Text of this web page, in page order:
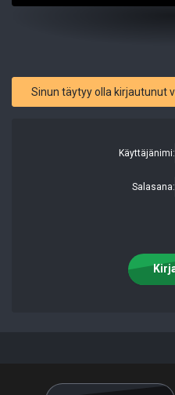
Sinun täytyy olla kirjautunut
Käyttäjänimi:
Salasana: